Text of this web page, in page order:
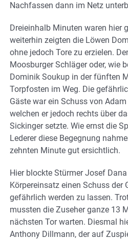
Nachfassen dann im Netz
Dreieinhalb Minuten waren hier
weiterhin zeigten die Löwen
ohne jedoch Tore zu erzielen.
Moosburger Schläger oder, wie
Dominik Soukup in der fünften
Torpfosten im Weg. Die
Gäste war ein Schuss von
welchen er jedoch rechts über
Sickinger setzte. Wie ernst die
Lederer diese Begegnung
zehnten Minute gut ersichtlich.
Hier blockte Stürmer Josef
Körpereinsatz einen Schuss der
gefährlich werden zu lassen.
mussten die Zuseher ganze 13
nächsten Tor warten. Diesmal
Anthony Dillmann, der auf